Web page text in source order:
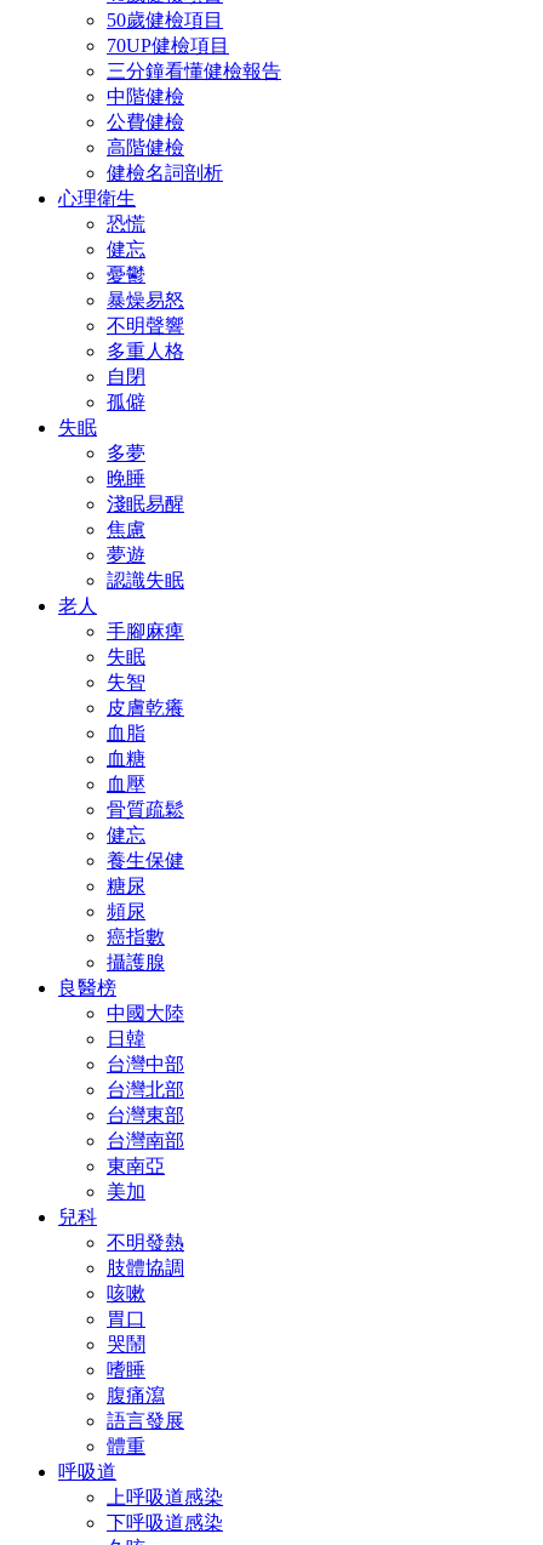
50歲健檢項目
70UP健檢項目
三分鐘看懂健檢報告
中階健檢
公費健檢
高階健檢
健檢名詞剖析
心理衛生
恐慌
健忘
憂鬱
暴燥易怒
不明聲響
多重人格
自閉
孤僻
失眠
多夢
晚睡
淺眠易醒
焦慮
夢遊
認識失眠
老人
手腳麻痺
失眠
失智
皮膚乾癢
血脂
血糖
血壓
骨質疏鬆
健忘
養生保健
糖尿
頻尿
癌指數
攝護腺
良醫榜
中國大陸
日韓
台灣中部
台灣北部
台灣東部
台灣南部
東南亞
美加
兒科
不明發熱
肢體協調
咳嗽
胃口
哭鬧
嗜睡
腹痛瀉
語言發展
體重
呼吸道
上呼吸道感染
下呼吸道感染